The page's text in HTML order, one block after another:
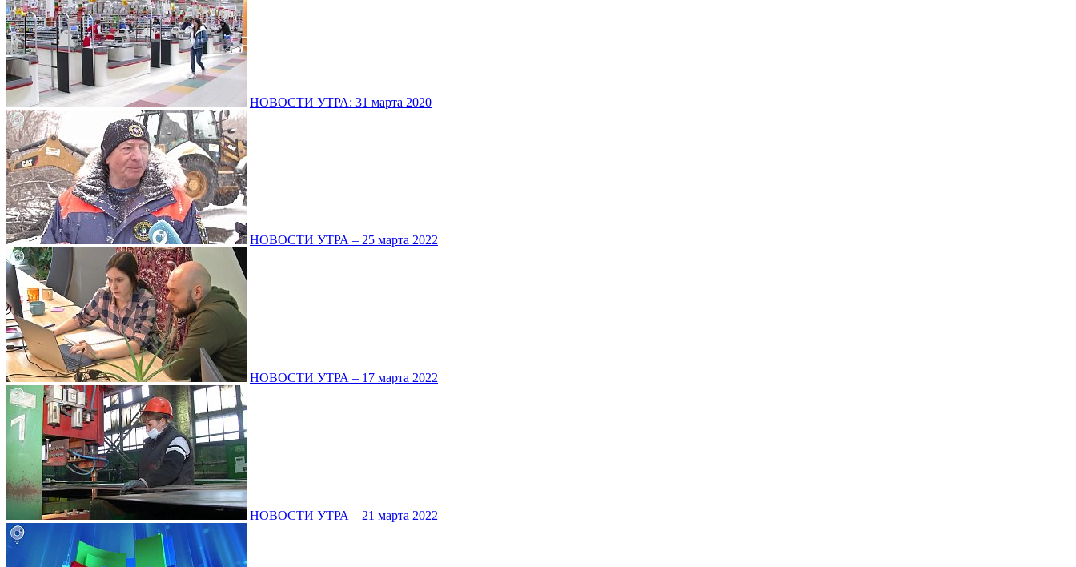
НОВОСТИ УТРА: 31 марта 2020
НОВОСТИ УТРА – 25 марта 2022
НОВОСТИ УТРА – 17 марта 2022
НОВОСТИ УТРА – 21 марта 2022